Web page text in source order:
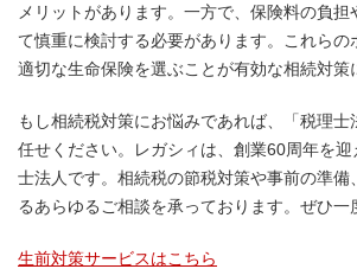
メリットがあります。一方で、保険料の負
て慎重に検討する必要があります。これらの
適切な生命保険を選ぶことが有効な相続対策
もし相続税対策にお悩みであれば、「税理士
任せください。レガシィは、創業60周年を
士法人です。相続税の節税対策や事前の準備
るあらゆるご相談を承っております。ぜひ一
生前対策サービスはこちら